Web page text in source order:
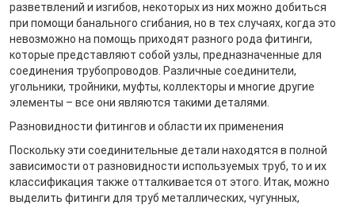
разветвлений и изгибов, некоторых из них можно добиться
при помощи банального сгибания, но в тех случаях, когда это
невозможно на помощь приходят разного рода фитинги,
которые представляют собой узлы, предназначенные для
соединения трубопроводов. Различные соединители,
угольники, тройники, муфты, коллекторы и многие другие
элементы – все они являются такими деталями.
Разновидности фитингов и области их применения
Поскольку эти соединительные детали находятся в полной
зависимости от разновидности используемых труб, то и их
классификация также отталкивается от этого. Итак, можно
выделить фитинги для труб металлических, чугунных,